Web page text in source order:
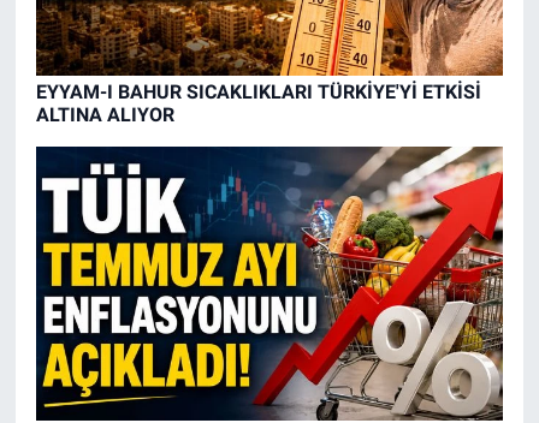
EYYAM-I BAHUR SICAKLIKLARI TÜRKİYE'Yİ ETKİSİ
ALTINA ALIYOR